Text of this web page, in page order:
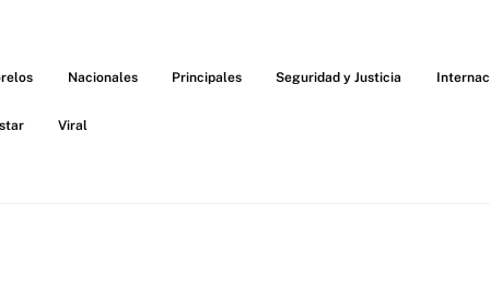
Nacionales Principales Seguridad y Justicia
Viral